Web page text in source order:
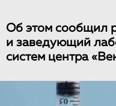
Об этом сообщил
и заведующий
систем центра